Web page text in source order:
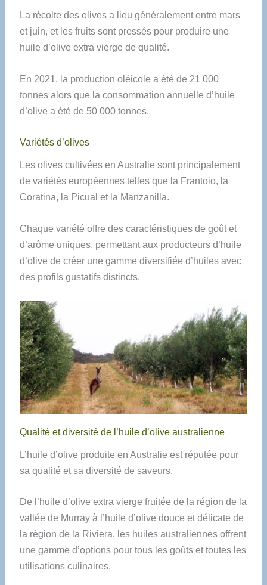
La récolte des olives a lieu généralement entre mars
et juin, et les fruits sont pressés pour produire une
huile d’olive extra vierge de qualité.
En 2021, la production oléicole a été de 21 000
tonnes alors que la consommation annuelle d’huile
d’olive a été de 50 000 tonnes.
Variétés d’olives
Les olives cultivées en Australie sont principalement
de variétés européennes telles que la Frantoio, la
Coratina, la Picual et la Manzanilla.
Chaque variété offre des caractéristiques de goût et
d’arôme uniques, permettant aux producteurs d’huile
d’olive de créer une gamme diversifiée d’huiles avec
des profils gustatifs distincts.
Qualité et diversité de l’huile d’olive australienne
L’huile d’olive produite en Australie est réputée pour
sa qualité et sa diversité de saveurs.
De l’huile d’olive extra vierge fruitée de la région de la
vallée de Murray à l’huile d’olive douce et délicate de
la région de la Riviera, les huiles australiennes offrent
une gamme d’options pour tous les goûts et toutes les
utilisations culinaires.